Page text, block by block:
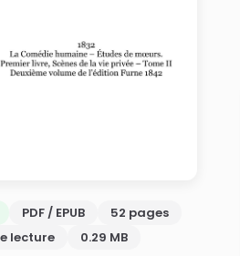
PDF / EPUB
52 pages
lecture
0.29 MB